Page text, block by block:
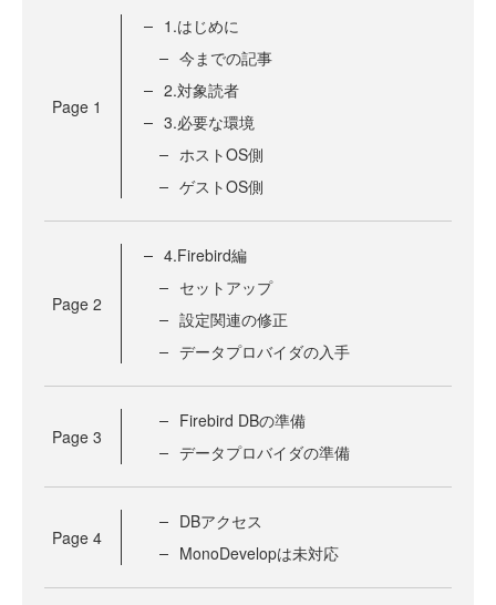
Page 1
1.はじめに
今までの記事
2.対象読者
3.必要な環境
ホストOS側
ゲストOS側
Page 2
4.Firebird編
セットアップ
設定関連の修正
データプロバイダの入手
Page 3
Firebird DBの準備
データプロバイダの準備
Page 4
DBアクセス
MonoDevelopは未対応